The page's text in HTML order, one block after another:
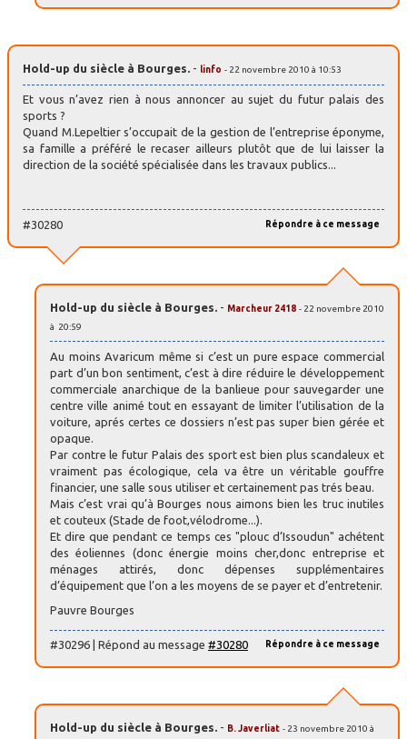
Hold-up du siècle à Bourges. - linfo - 22 novembre 2010 à 10:53
Et vous n’avez rien à nous annoncer au sujet du futur palais des
sports ?
Quand M.Lepeltier s’occupait de la gestion de l’entreprise éponyme,
sa famille a préféré le recaser ailleurs plutôt que de lui laisser la
direction de la société spécialisée dans les travaux publics...
Répondre à ce message
#30280
Hold-up du siècle à Bourges. - Marcheur 2418 - 22 novembre 2010
à 20:59
Au moins Avaricum même si c’est un pure espace commercial
part d’un bon sentiment, c’est à dire réduire le développement
commerciale anarchique de la banlieue pour sauvegarder une
centre ville animé tout en essayant de limiter l’utilisation de la
voiture, aprés certes ce dossiers n’est pas super bien gérée et
opaque.
Par contre le futur Palais des sport est bien plus scandaleux et
vraiment pas écologique, cela va être un véritable gouffre
financier, une salle sous utiliser et certainement pas trés beau.
Mais c’est vrai qu’à Bourges nous aimons bien les truc inutiles
et couteux (Stade de foot,vélodrome...).
Et dire que pendant ce temps ces "plouc d’Issoudun" achétent
des éoliennes (donc énergie moins cher,donc entreprise et
ménages attirés, donc dépenses supplémentaires
d’équipement que l’on a les moyens de se payer et d’entretenir.
Pauvre Bourges
Répondre à ce message
#30296 | Répond au message #30280
Hold-up du siècle à Bourges. - B. Javerliat - 23 novembre 2010 à